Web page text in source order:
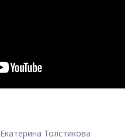
Екатерина Толстикова